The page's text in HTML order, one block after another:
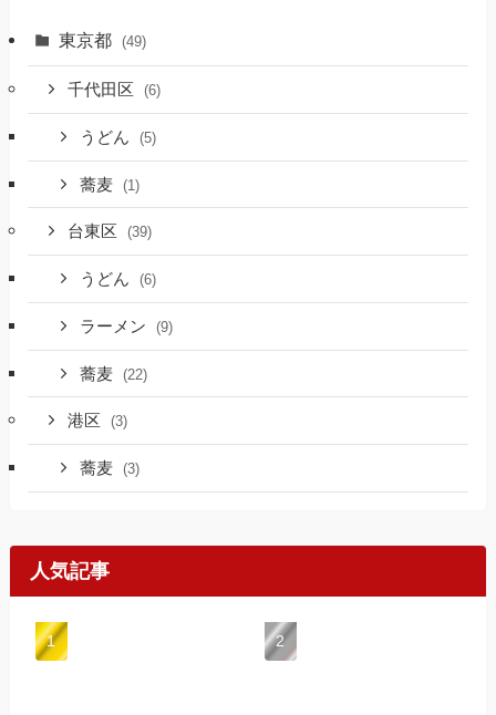
東京都 (49)
千代田区 (6)
うどん (5)
蕎麦 (1)
台東区 (39)
うどん (6)
ラーメン (9)
蕎麦 (22)
港区 (3)
蕎麦 (3)
人気記事